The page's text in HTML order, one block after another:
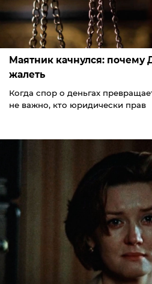
Маятник качнулся: почему
жалеть
Когда спор о деньгах
не важно, кто юридически прав